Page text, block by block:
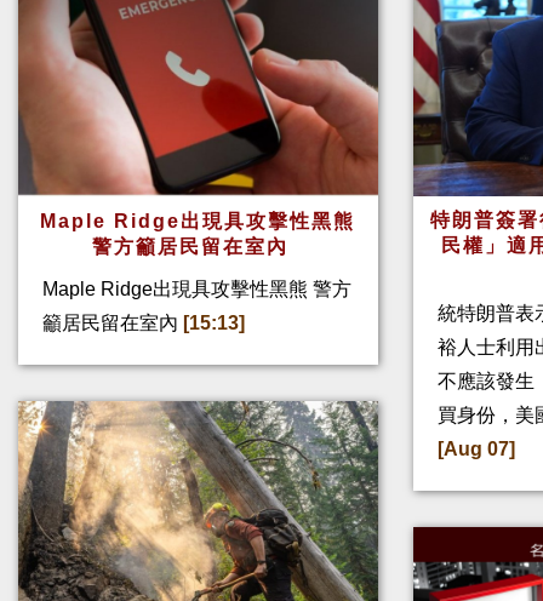
Maple Ridge出現具攻擊性黑熊
警方籲居民留在室內
Maple Ridge出現具攻擊性黑熊 警方
籲居民留在室內 [15:13]
特朗普簽
民權」適
統特朗普表
裕人士利用
不應該發生
買身份，美
[Aug 07]